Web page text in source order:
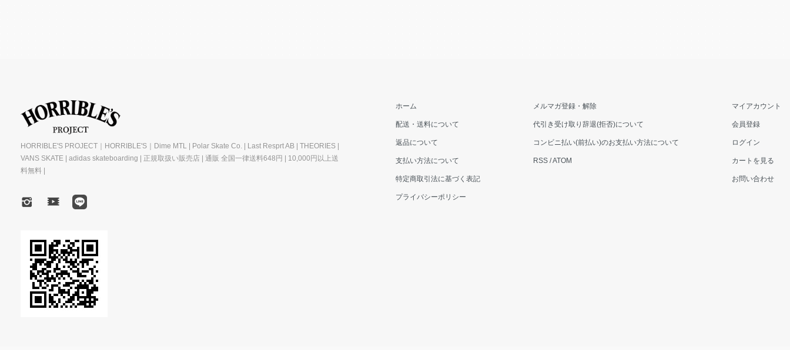
HORRIBLE'S PROJECT｜HORRIBLE'S｜Dime MTL | Polar Skate Co. | Last Resprt AB | THEORIES |
VANS SKATE | adidas skateboarding | 正規取扱い販売店 | 通販 全国一律送料648円 | 10,000円以上送
料無料 |
ホーム
配送・送料について
返品について
支払い方法について
特定商取引法に基づく表記
プライバシーポリシー
メルマガ登録・解除
代引き受け取り辞退(拒否)について
コンビニ払い(前払い)のお支払い方法について
RSS /ATOM
マイアカウント
会員登録
ログイン
カートを見る
お問い合わせ